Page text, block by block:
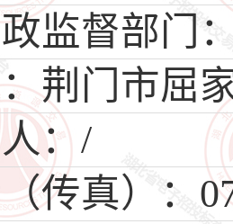
监督部门
荆门市屈
：/
传真）：